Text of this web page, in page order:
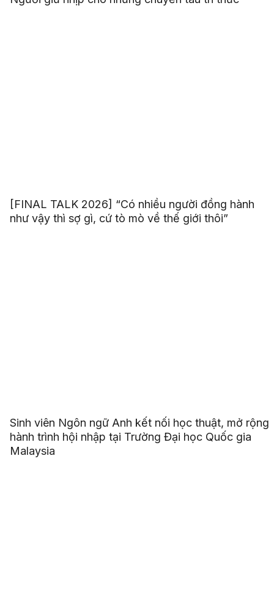
[FINAL TALK 2026] “Có nhiều người đồng hành
như vậy thì sợ gì, cứ tò mò về thế giới thôi”
Sinh viên Ngôn ngữ Anh kết nối học thuật, mở rộng
hành trình hội nhập tại Trường Đại học Quốc gia
Malaysia